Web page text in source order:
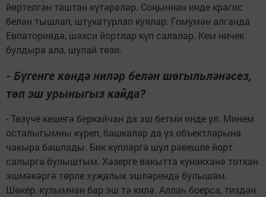
йөртелгән таштан күтәрәләр. Соңыннан инде крагис
белән тышлап, штукатурлап куялар. Гомумән алганда
Евпаториядә, шәхси йортлар күп салалар. Кем ничек
булдыра ала, шулай төзи.
- Бүгенге көндә ниләр белән шөгыльләнәсез,
төп эш урыныгыз кайда?
- Төзүче кешегә беркайчан да эш бетми инде ул. Минем
осталыгымны күреп, башкалар да үз объектларына
чакыра башлады. Бик күпләргә шул рәвешле йорт
салырга булыштым. Хәзерге вакытта кунакханә тоткан
эшмәкәргә төрле хуҗалык эшләрендә булышам.
Шөкер, кулымнан бар эш тә килә. Аллаһ боерса, тиздән